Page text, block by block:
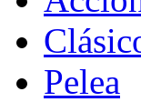
Pelea